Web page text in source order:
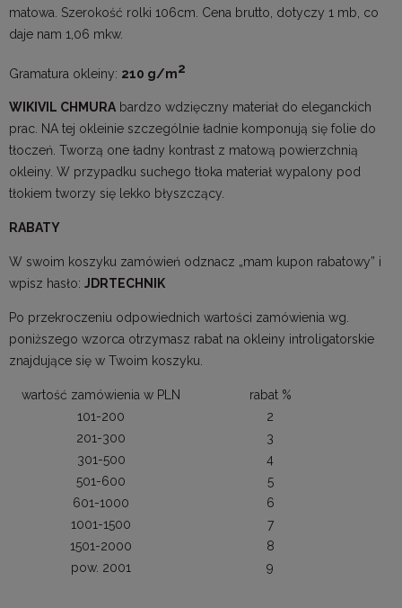
matowa. Szerokość rolki 106cm. Cena brutto, dotyczy 1 mb, co
daje nam 1,06 mkw.
Gramatura okleiny: 210 g/m2
WIKIVIL CHMURA bardzo wdzięczny materiał do eleganckich
prac. NA tej okleinie szczególnie ładnie komponują się folie do
tłoczeń. Tworzą one ładny kontrast z matową powierzchnią
okleiny. W przypadku suchego tłoka materiał wypalony pod
tłokiem tworzy się lekko błyszczący.
RABATY
W swoim koszyku zamówień odznacz „mam kupon rabatowy” i
wpisz hasło: JDRTECHNIK
Po przekroczeniu odpowiednich wartości zamówienia wg.
poniższego wzorca otrzymasz rabat na okleiny introligatorskie
znajdujące się w Twoim koszyku.
wartość zamówienia w PLN
rabat %
101-200
2
201-300
3
301-500
4
501-600
5
601-1000
6
1001-1500
7
1501-2000
8
pow. 2001
9